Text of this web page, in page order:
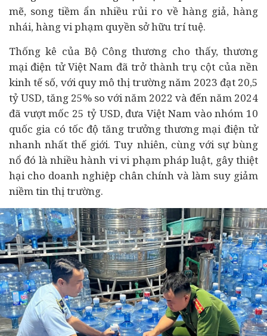
mẽ, song tiềm ẩn nhiều rủi ro về hàng giả, hàng
nhái, hàng vi phạm quyền sở hữu trí tuệ.
Thống kê của Bộ Công thương cho thấy, thương
mại điện tử Việt Nam đã trở thành trụ cột của nền
kinh tế số, với quy mô thị trường năm 2023 đạt 20,5
tỷ USD, tăng 25% so với năm 2022 và đến năm 2024
đã vượt mốc 25 tỷ USD, đưa Việt Nam vào nhóm 10
quốc gia có tốc độ tăng trưởng thương mại điện tử
nhanh nhất thế giới. Tuy nhiên, cùng với sự bùng
nổ đó là nhiều hành vi vi phạm pháp luật, gây thiệt
hại cho doanh nghiệp chân chính và làm suy giảm
niềm tin thị trường.